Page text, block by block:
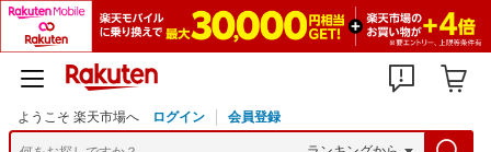
ようこそ 楽天市場へ ログイン 会員登録